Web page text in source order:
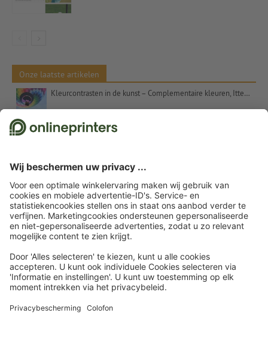
Onze laatste artikelen
Kleurcontrasten in de kunst – Complementaire kleuren, Itten en het getal 7
Kerstcadeaus voor klanten – inspiratie en tips
Etalageversiering voor Kerstmis: Tips en inspiratie
Kerstwensen – commercieel en oprecht tegelijk